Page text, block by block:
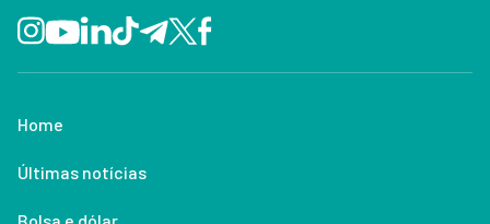
Home
Últimas notícias
Bolsa e dólar